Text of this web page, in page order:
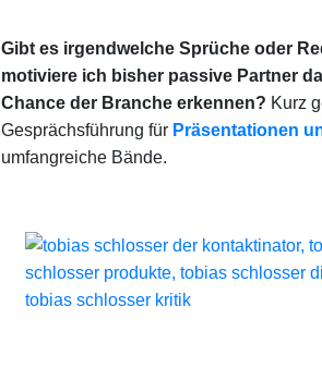
Gibt es irgendwelche Sprüche oder
motiviere ich bisher passive Partner
Chance der Branche erkennen? Kurz
Gesprächsführung für Präsentationen
umfangreiche Bände.